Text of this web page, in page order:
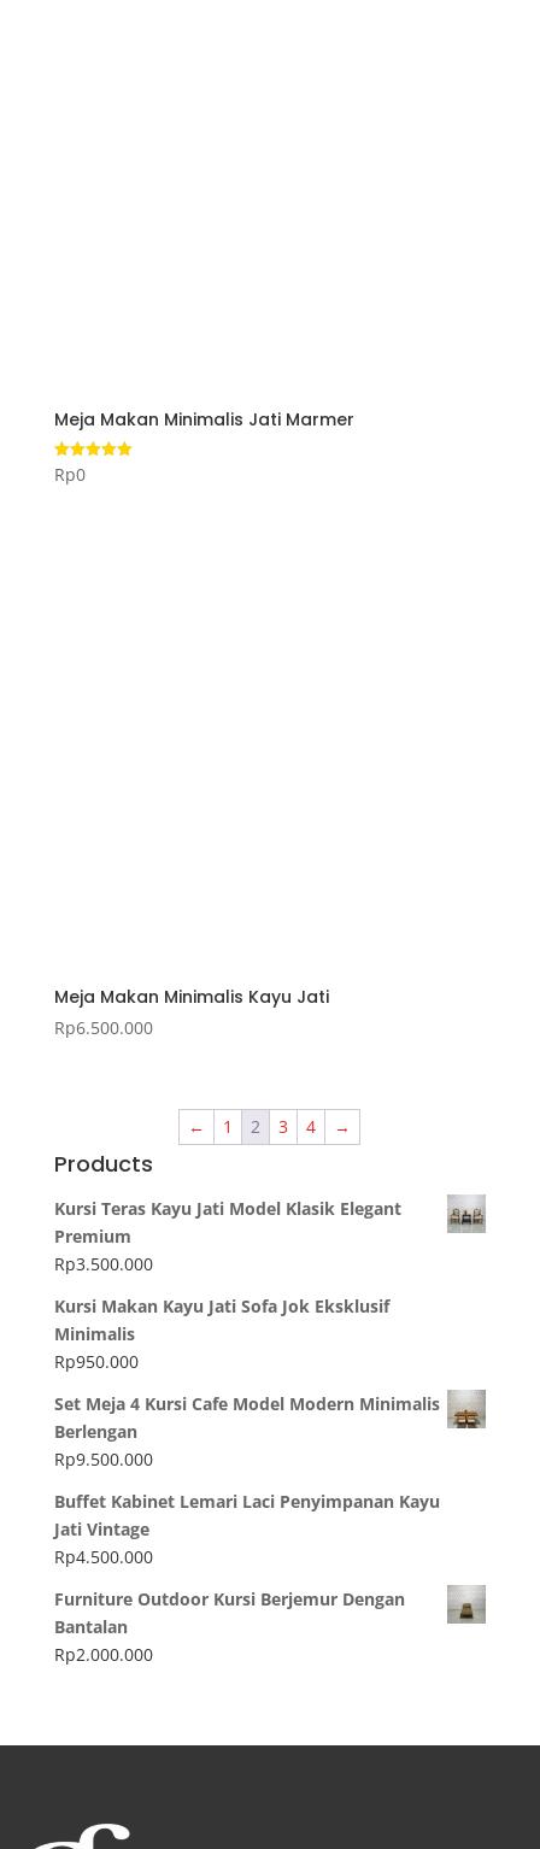
Meja Makan Minimalis Jati Marmer
Dinilai
5.00
Rp0
Meja Makan Minimalis Kayu Jati
Rp6.500.000
← 1 2 3 4 →
Products
Kursi Teras Kayu Jati Model Klasik Elegant
Premium
Rp3.500.000
Kursi Makan Kayu Jati Sofa Jok Eksklusif
Minimalis
Rp950.000
Set Meja 4 Kursi Cafe Model Modern Minimalis
Berlengan
Rp9.500.000
Buffet Kabinet Lemari Laci Penyimpanan Kayu
Jati Vintage
Rp4.500.000
Furniture Outdoor Kursi Berjemur Dengan
Bantalan
Rp2.000.000